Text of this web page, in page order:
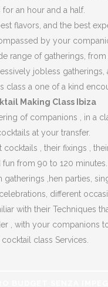
an hour and a half.
flavors, and the best
by your
range of gatherings,
jobless gatherings,
class a one of a kind
Making Class Ibiza
of companions , in a
at your transfer.
, their fixings ,
from 90 to 120 minutes.
,hen parties,
different
with their Techniques
, with your companions
cocktail class Services.